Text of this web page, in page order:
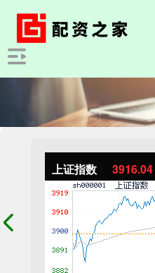
上证指数 3915.62